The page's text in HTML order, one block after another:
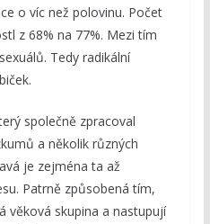
o víc než polovinu. Počet
z 68% na 77%. Mezi tím
Tedy radikální
společně zpracoval
a několik různých
je zejména ta až
Patrně způsobená tím,
věková skupina a nastupují